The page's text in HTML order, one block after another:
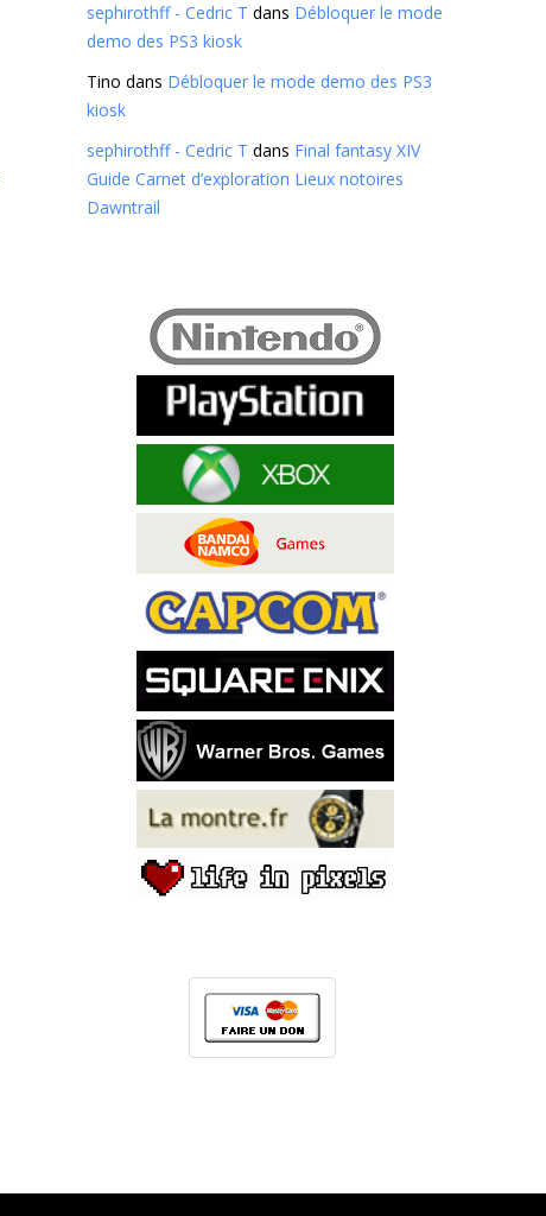
sephirothff - Cedric T dans Débloquer le mode
demo des PS3 kiosk
Tino dans Débloquer le mode demo des PS3
kiosk
sephirothff - Cedric T dans Final fantasy XIV
Guide Carnet d’exploration Lieux notoires
Dawntrail